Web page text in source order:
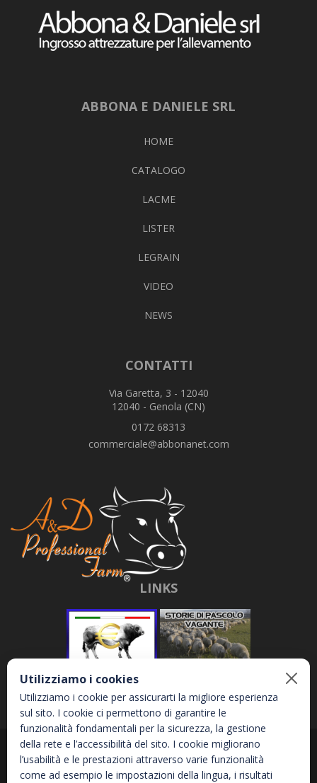
ABBONA E DANIELE SRL
HOME
CATALOGO
LACME
LISTER
LEGRAIN
VIDEO
NEWS
CONTATTI
Via Garetta, 3 - 12040
12040 - Genola (CN)
0172 68313
commerciale@abbonanet.com
LINKS
Abbona e Daniele S.r.l. - Via Garetta, 3 - 12040 - Genola (CN) - P.IVA
02810870044
Utilizziamo i cookies
Utilizziamo i cookie per assicurarti la migliore esperienza
sul sito. I cookie ci permettono di garantire le
funzionalità fondamentali per la sicurezza, la gestione
della rete e l’accessibilità del sito. I cookie migliorano
l’usabilità e le prestazioni attraverso varie funzionalità
come ad esempio le impostazioni della lingua, i risultati